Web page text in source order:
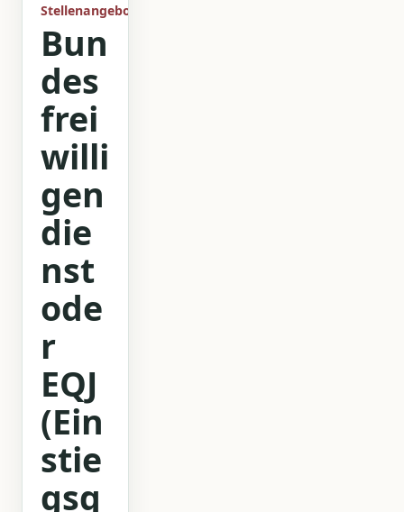
Stellenangebot
Bun
des
frei
willi
gen
die
nst
ode
r
EQJ
(Ein
stie
gsq